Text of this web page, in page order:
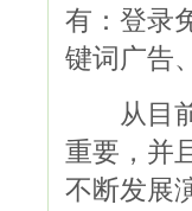
有：登录
键词广告
从目前
重要，并
不断发展